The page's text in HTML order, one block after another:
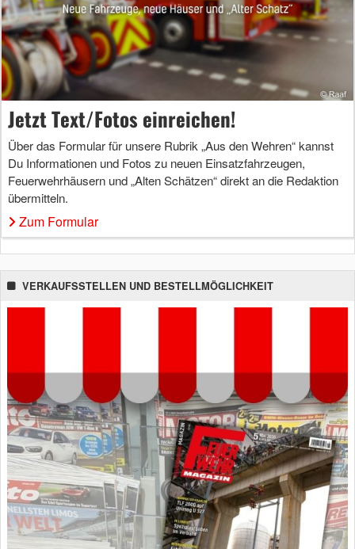
Jetzt Text/Fotos einreichen!
Über das Formular für unsere Rubrik „Aus den Wehren“ kannst
Du Informationen und Fotos zu neuen Einsatzfahrzeugen,
Feuerwehrhäusern und „Alten Schätzen“ direkt an die Redaktion
übermitteln.
Zum Formular
VERKAUFSSTELLEN UND BESTELLMÖGLICHKEIT